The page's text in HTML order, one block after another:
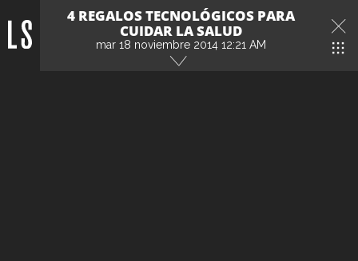
4 REGALOS TECNOLÓGICOS PARA
CUIDAR LA SALUD
mar 18 noviembre 2014 12:21 AM